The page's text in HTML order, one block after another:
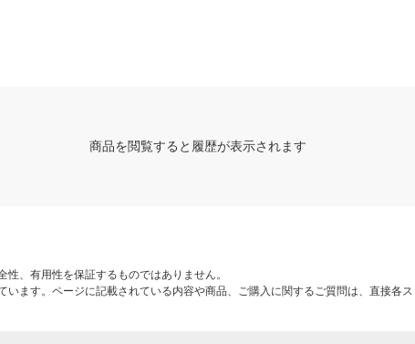
商品を閲覧すると履歴が表示されます
、有用性を保証するものではありません。
ます。ページに記載されている内容や商品、ご購入に関するご質問は、直接各ス